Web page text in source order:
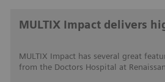
MULTIX Impact delivers
MULTIX Impact has several great
from the Doctors Hospital at